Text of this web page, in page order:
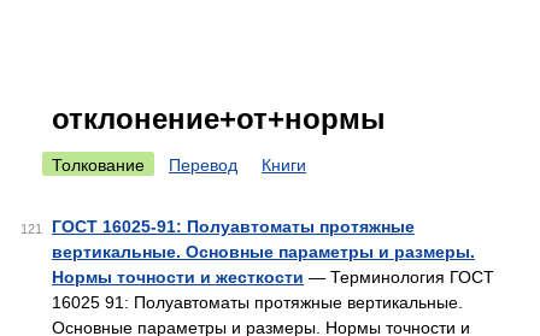
отклонение+от+нормы
Толкование Перевод Книги
121
ГОСТ 16025-91: Полуавтоматы протяжные
вертикальные. Основные параметры и размеры.
Нормы точности и жесткости — Терминология ГОСТ
16025 91: Полуавтоматы протяжные вертикальные.
Основные параметры и размеры. Нормы точности и